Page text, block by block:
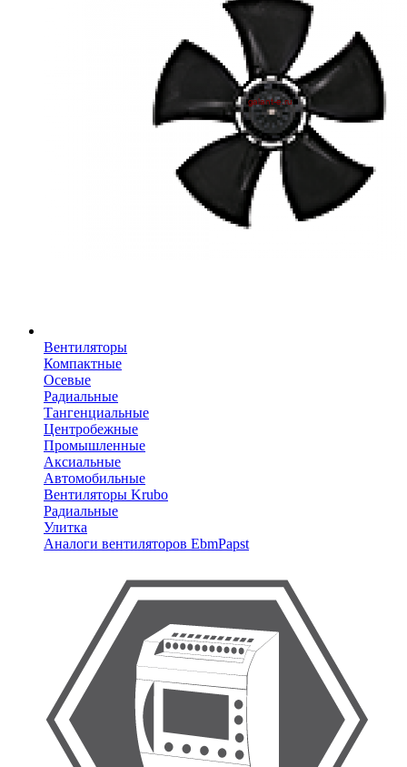
Вентиляторы
Компактные
Осевые
Радиальные
Тангенциальные
Центробежные
Промышленные
Аксиальные
Автомобильные
Вентиляторы Krubo
Радиальные
Улитка
Аналоги вентиляторов EbmPapst